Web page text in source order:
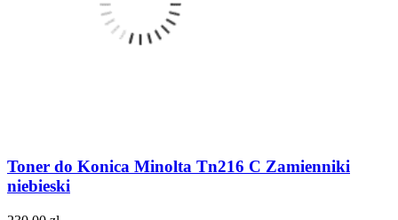
Toner do Konica Minolta Tn216 C Zamienniki
niebieski